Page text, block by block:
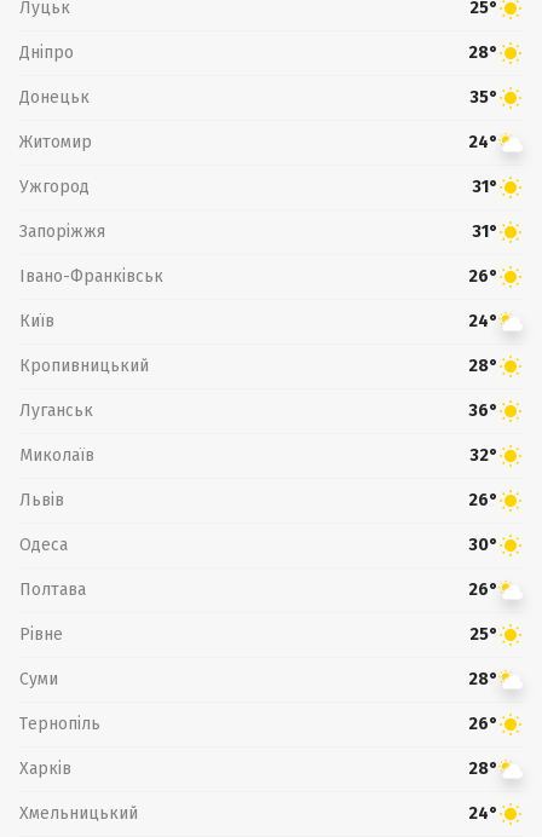
Луцьк 25°
Дніпро 28°
Донецьк 35°
Житомир 24°
Ужгород 31°
Запоріжжя 31°
Івано-Франківськ 26°
Київ 24°
Кропивницький 28°
Луганськ 36°
Миколаїв 32°
Львів 26°
Одеса 30°
Полтава 26°
Рівне 25°
Суми 28°
Тернопіль 26°
Харків 28°
Хмельницький 24°